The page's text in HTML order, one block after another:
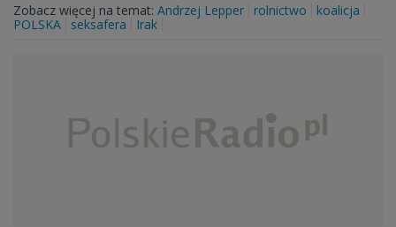
Zobacz więcej na temat: Andrzej Lepper rolnictwo
koalicja
POLSKA
seksafera Irak